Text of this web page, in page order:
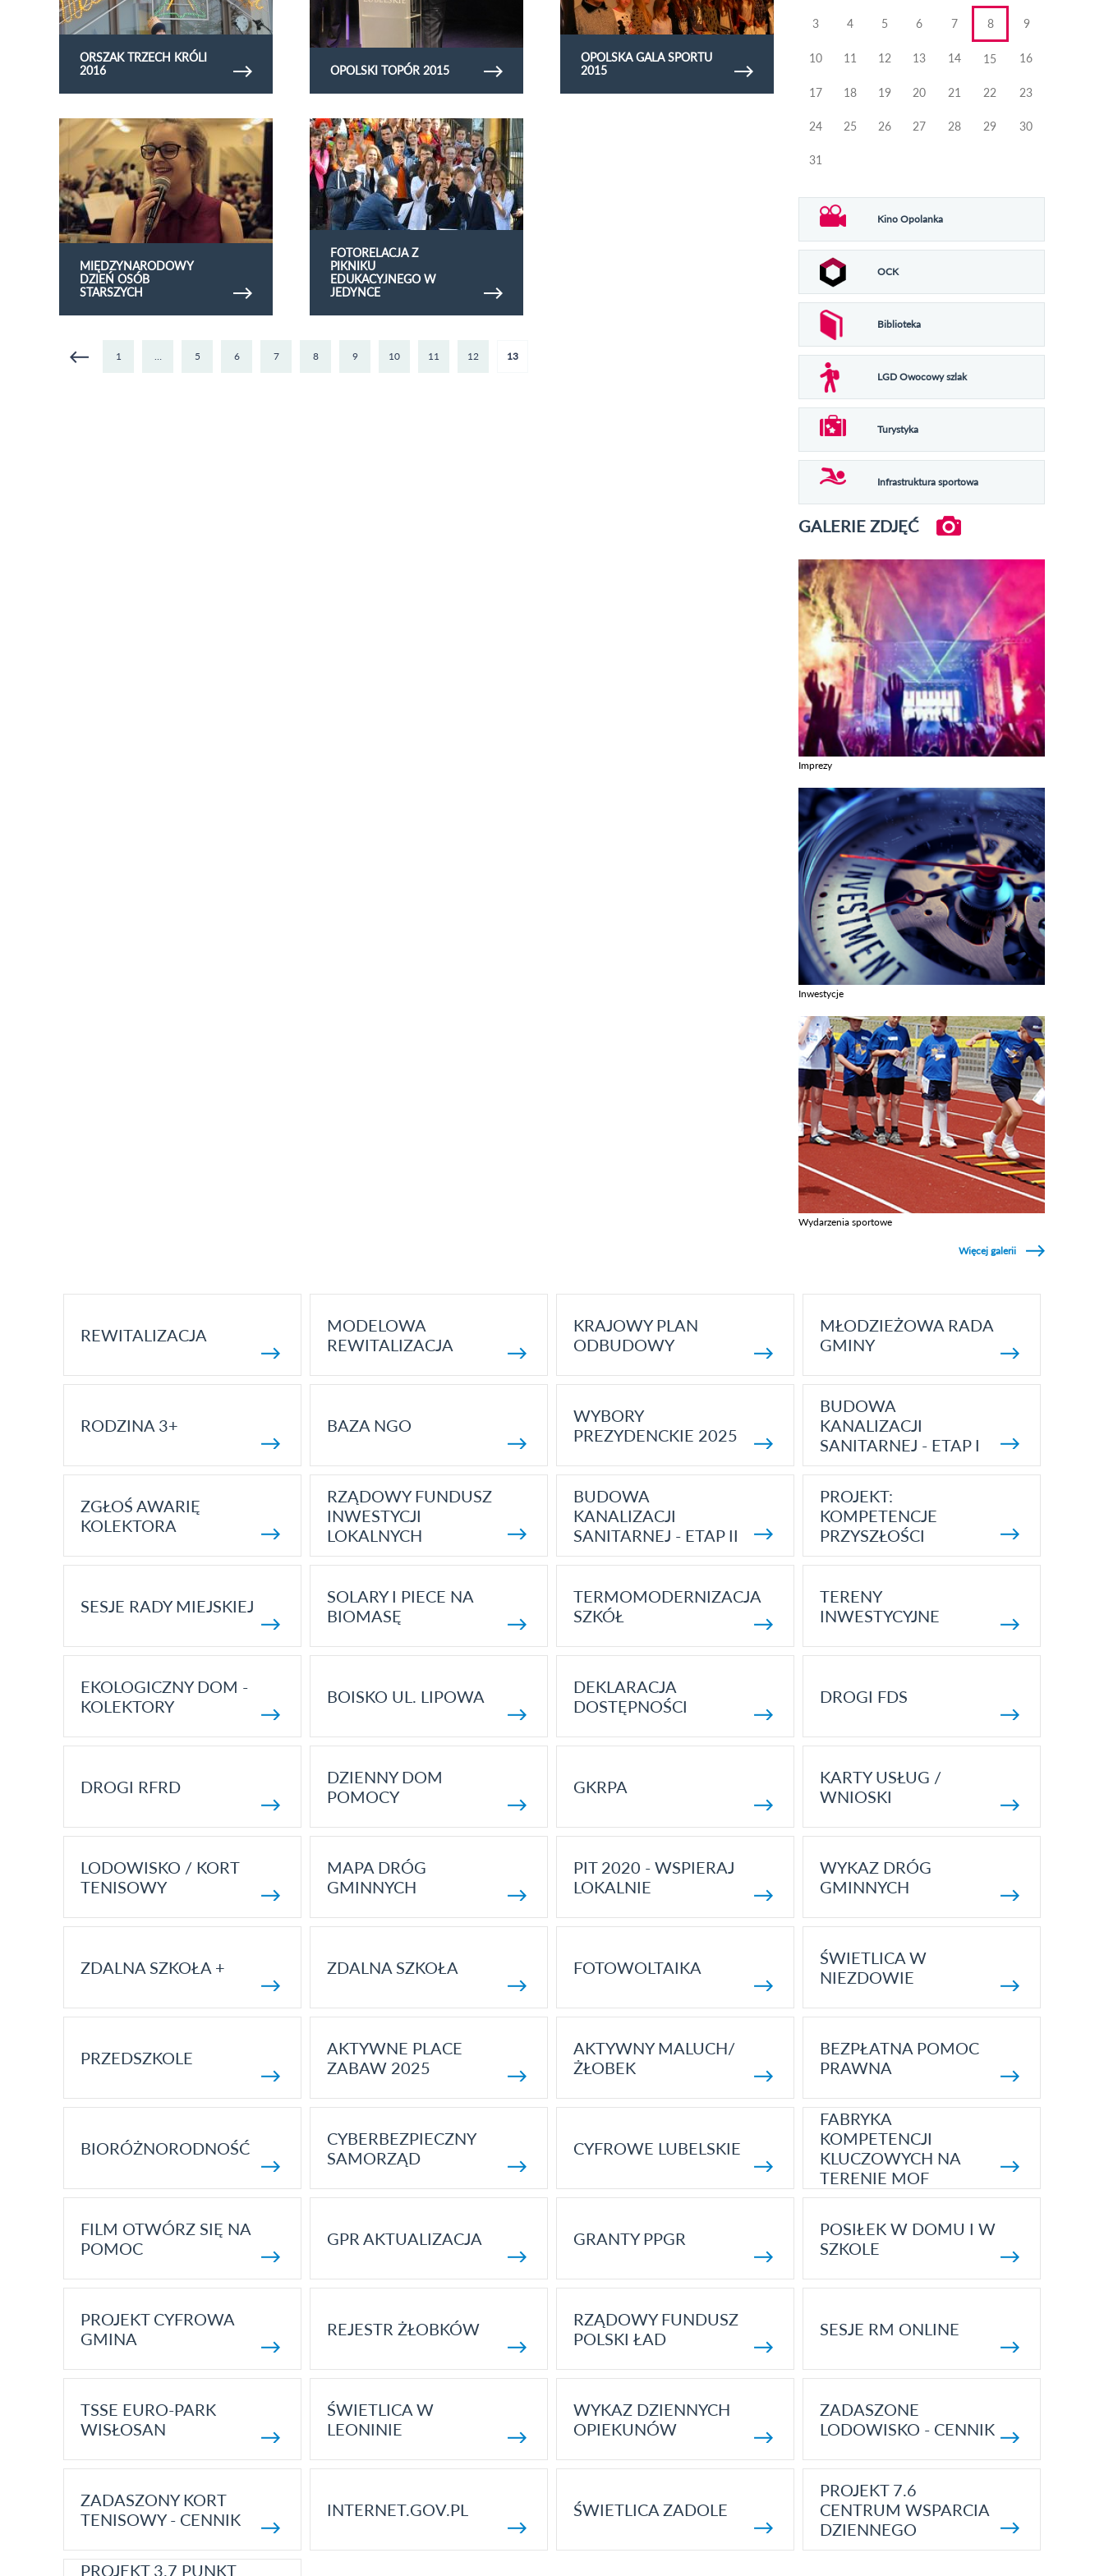
ORSZAK TRZECH KRÓLI
2016
OPOLSKI TOPÓR 2015
OPOLSKA GALA SPORTU
2015
MIĘDZYNARODOWY
DZIEŃ OSÓB
STARSZYCH
Obejrzyj galerię zdjęć Międzynarodowy Dzień
Osób Starszych
FOTORELACJA Z
PIKNIKU
EDUKACYJNEGO W
JEDYNCE
Obejrzyj galerię zdjęć Fotorelacja z Pikniku
Edukacyjnego w Jedynce
1 … 5 6 7 8 9 10 11 12 13
3 4 5 6 7 8 9
10 11 12 13 14 15 16
17 18 19 20 21 22 23
24 25 26 27 28 29 30
31
Kino Opolanka
OCK
Biblioteka
LGD Owocowy szlak
Turystyka
Infrastruktura sportowa
GALERIE ZDJĘĆ
Imprezy
Inwestycje
Wydarzenia sportowe
Więcej galerii
REWITALIZACJA
MODELOWA
REWITALIZACJA
KRAJOWY PLAN
ODBUDOWY
MŁODZIEŻOWA RADA
GMINY
RODZINA 3+ BAZA NGO
WYBORY
PREZYDENCKIE 2025
BUDOWA
KANALIZACJI
SANITARNEJ - ETAP I
ZGŁOŚ AWARIĘ
KOLEKTORA
RZĄDOWY FUNDUSZ
INWESTYCJI
LOKALNYCH
BUDOWA
KANALIZACJI
SANITARNEJ - ETAP II
PROJEKT:
KOMPETENCJE
PRZYSZŁOŚCI
SESJE RADY MIEJSKIEJ
SOLARY I PIECE NA
BIOMASĘ
TERMOMODERNIZACJA
SZKÓŁ
TERENY
INWESTYCYJNE
EKOLOGICZNY DOM -
KOLEKTORY
BOISKO UL. LIPOWA
DEKLARACJA
DOSTĘPNOŚCI
DROGI FDS
DROGI RFRD
DZIENNY DOM
POMOCY
GKRPA
KARTY USŁUG /
WNIOSKI
LODOWISKO / KORT
TENISOWY
MAPA DRÓG
GMINNYCH
PIT 2020 - WSPIERAJ
LOKALNIE
WYKAZ DRÓG
GMINNYCH
ZDALNA SZKOŁA + ZDALNA SZKOŁA FOTOWOLTAIKA
ŚWIETLICA W
NIEZDOWIE
PRZEDSZKOLE
AKTYWNE PLACE
ZABAW 2025
AKTYWNY MALUCH/
ŻŁOBEK
BEZPŁATNA POMOC
PRAWNA
BIORÓŻNORODNOŚĆ
CYBERBEZPIECZNY
SAMORZĄD
CYFROWE LUBELSKIE
FABRYKA
KOMPETENCJI
KLUCZOWYCH NA
TERENIE MOF
FILM OTWÓRZ SIĘ NA
POMOC
GPR AKTUALIZACJA GRANTY PPGR
POSIŁEK W DOMU I W
SZKOLE
PROJEKT CYFROWA
GMINA
REJESTR ŻŁOBKÓW
RZĄDOWY FUNDUSZ
POLSKI ŁAD
SESJE RM ONLINE
TSSE EURO-PARK
WISŁOSAN
ŚWIETLICA W
LEONINIE
WYKAZ DZIENNYCH
OPIEKUNÓW
ZADASZONE
LODOWISKO - CENNIK
ZADASZONY KORT
TENISOWY - CENNIK
INTERNET.GOV.PL ŚWIETLICA ZADOLE
PROJEKT 7.6
CENTRUM WSPARCIA
DZIENNEGO
PROJEKT 3.7 PUNKT